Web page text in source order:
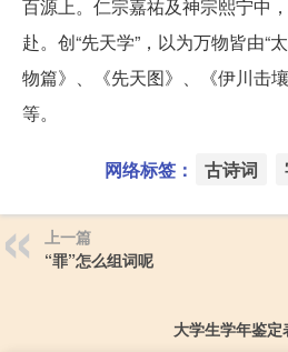
百源上。仁宗嘉祐及神宗熙宁中
赴。创“先天学”，以为万物皆由“
物篇》、《先天图》、《伊川击
等。
网络标签： 古诗词
上一篇
“罪”怎么组词呢
大学生学年鉴